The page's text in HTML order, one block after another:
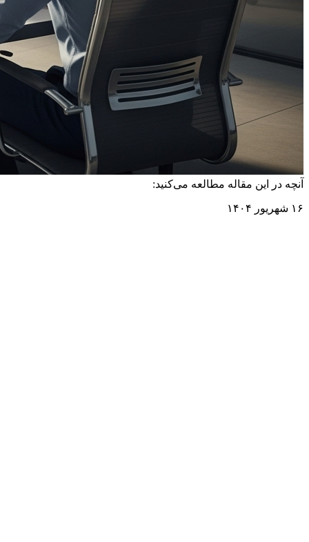
آنچه در این مقاله مطالعه می‌کنید:
۱۶ شهریور ۱۴۰۴